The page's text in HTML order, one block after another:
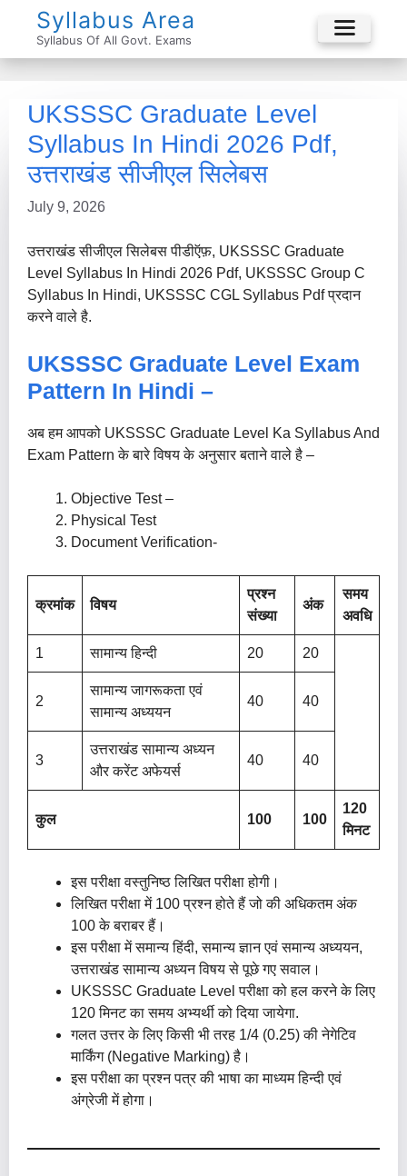
Syllabus Area
Syllabus Of All Govt. Exams
Menu
UKSSSC Graduate Level
Syllabus In Hindi 2026 Pdf,
उत्तराखंड सीजीएल सिलेबस
July 9, 2026
उत्तराखंड सीजीएल सिलेबस पीडीऍफ़, UKSSSC Graduate
Level Syllabus In Hindi 2026 Pdf, UKSSSC Group C
Syllabus In Hindi, UKSSSC CGL Syllabus Pdf प्रदान
करने वाले है.
UKSSSC Graduate Level Exam
Pattern In Hindi –
अब हम आपको UKSSSC Graduate Level Ka Syllabus And
Exam Pattern के बारे विषय के अनुसार बताने वाले है –
Objective Test –
Physical Test
Document Verification-
क्रमांक विषय
प्रश्न
संख्या
अंक
समय
अवधि
1 सामान्य हिन्दी 20 20
2
सामान्य जागरूकता एवं
सामान्य अध्ययन
40 40
3
उत्तराखंड सामान्य अध्यन
और करेंट अफेयर्स
40 40
कुल 100 100
120
मिनट
इस परीक्षा वस्तुनिष्ठ लिखित परीक्षा होगी।
लिखित परीक्षा में 100 प्रश्न होते हैं जो की अधिकतम अंक
100 के बराबर हैं।
इस परीक्षा में समान्य हिंदी, समान्य ज्ञान एवं समान्य अध्ययन,
उत्तराखंड सामान्य अध्यन विषय से पूछे गए सवाल।
UKSSSC Graduate Level परीक्षा को हल करने के लिए
120 मिनट का समय अभ्यर्थी को दिया जायेगा.
गलत उत्तर के लिए किसी भी तरह 1/4 (0.25) की नेगेटिव
मार्किंग (Negative Marking) है।
इस परीक्षा का प्रश्न पत्र की भाषा का माध्यम हिन्दी एवं
अंग्रेजी में होगा।